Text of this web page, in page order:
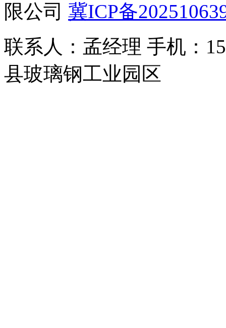
限公司 冀ICP备
联系人：孟经理 手机：
县玻璃钢工业园区